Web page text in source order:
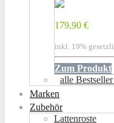
179,90 €
inkl. 19%
Zum Produkt
alle
Marken
Zubehör
Lattenroste